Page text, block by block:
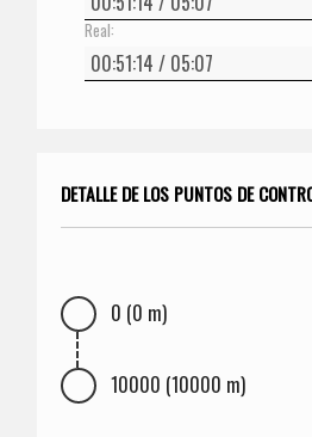
Real:
DETALLE DE LOS PUNTOS DE
0 (0 m)
10000 (10000 m)